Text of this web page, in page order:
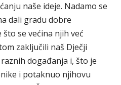
naše ideje. Nadamo se
dali gradu dobre
se većina njih već
zaključili naš Dječji
događanja i, što je
i potaknuo njihovu